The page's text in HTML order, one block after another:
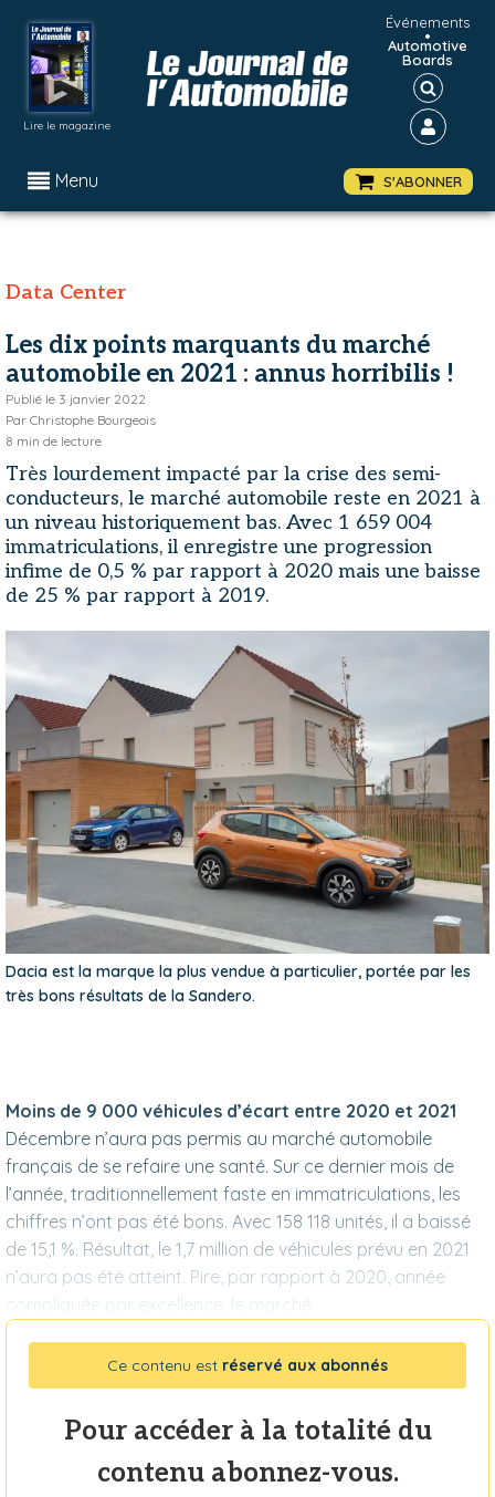
Lire le magazine
Événements
•
Automotive
Boards
Menu S'ABONNER
Data Center
Les dix points marquants du marché
automobile en 2021 : annus horribilis !
Publié le 3 janvier 2022
Par Christophe Bourgeois
8 min de lecture
Très lourdement impacté par la crise des semi-
conducteurs, le marché automobile reste en 2021 à
un niveau historiquement bas. Avec 1 659 004
immatriculations, il enregistre une progression
infime de 0,5 % par rapport à 2020 mais une baisse
de 25 % par rapport à 2019.
Dacia est la marque la plus vendue à particulier, portée par les
très bons résultats de la Sandero.
Moins de 9 000 véhicules d’écart entre 2020 et 2021
Décembre n’aura pas permis au marché automobile
français de se refaire une santé. Sur ce dernier mois de
l’année, traditionnellement faste en immatriculations, les
chiffres n’ont pas été bons. Avec 158 118 unités, il a baissé
de 15,1 %. Résultat, le 1,7 million de véhicules prévu en 2021
n’aura pas été atteint. Pire, par rapport à 2020, année
compliquée par excellence, le marché
Ce contenu est réservé aux abonnés
Pour accéder à la totalité du
contenu abonnez-vous.